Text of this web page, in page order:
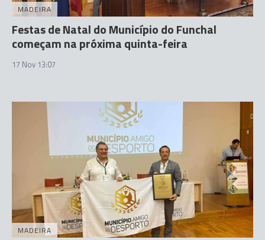
MADEIRA
Festas de Natal do Município do Funchal
começam na próxima quinta-feira
17 Nov 13:07
MADEIRA